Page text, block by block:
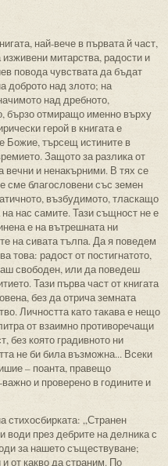
най-вече в първата й част,
митарства, радости и
повода чувствата да бъдат
доброто над злото; на
над дребното,
бързо отмиращо именно върху
герой в книгата е
Божие, търсещ истините в
Защото за разлика от
и ненакърними. В тях се
сме благословени със земен
възбудимото, тласкащо
нас самите. Тази същност не е
е на вътрешната ни
на сивата тълпа. Да я поведем
това: радост от постигнатото,
свободен, или да поведеш
Тази първа част от книгата
без да отрича земната
Личността като такава е нещо
от взаимно противоречащи
без която градивното ни
не би била възможна... Всеки
– поанта, правещо
и проверено в годините и
стихосбирката: „Странен
води през дебрите на делника с
за нашето съществуване;
от какво да страним. По